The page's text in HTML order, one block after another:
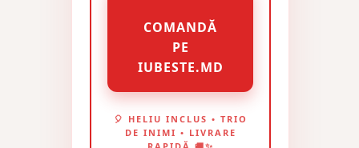
COMANDĂ
PE
IUBESTE.MD
🎈 HELIU INCLUS • TRIO
DE INIMI • LIVRARE